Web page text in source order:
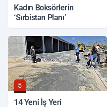
Kadın Boksörlerin
‘Sırbistan Planı’
5
14 Yeni İş Yeri